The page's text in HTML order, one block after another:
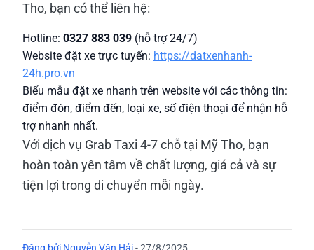
Tho, bạn có thể liên hệ:
Hotline: 0327 883 039 (hỗ trợ 24/7)
Website đặt xe trực tuyến: https://datxenhanh-
24h.pro.vn
Biểu mẫu đặt xe nhanh trên website với các thông tin:
điểm đón, điểm đến, loại xe, số điện thoại để nhận hỗ
trợ nhanh nhất.
Với dịch vụ Grab Taxi 4-7 chỗ tại Mỹ Tho, bạn
hoàn toàn yên tâm về chất lượng, giá cả và sự
tiện lợi trong di chuyển mỗi ngày.